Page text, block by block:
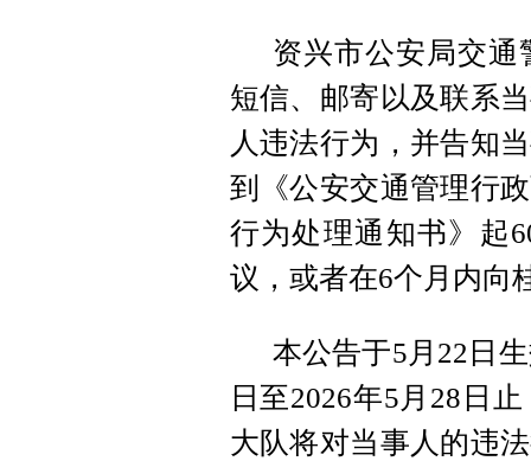
资兴市公安局交
短信、邮寄以及联系
人违法行为，并告知
到《公安交通管理行
行为处理通知书》起
议，或者在6个月内向
本公告于5月22日
日至2026年5月28日
大队将对当事人的违